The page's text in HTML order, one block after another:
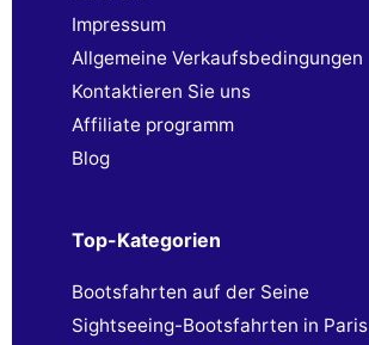
Impressum
Allgemeine Verkaufsbedingungen
Kontaktieren Sie uns
Affiliate programm
Blog
Top-Kategorien
Bootsfahrten auf der Seine
Sightseeing-Bootsfahrten in Paris